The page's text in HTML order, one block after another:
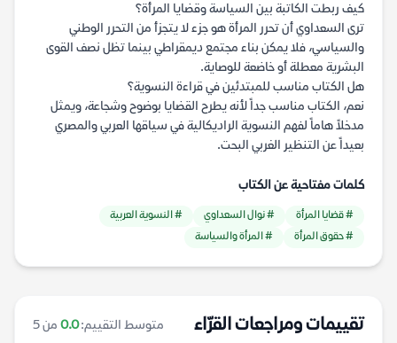
كيف ربطت الكاتبة بين السياسة وقضايا المرأة؟
ترى السعداوي أن تحرر المرأة هو جزء لا يتجزأ من التحرر الوطني
والسياسي، فلا يمكن بناء مجتمع ديمقراطي بينما تظل نصف القوى
البشرية معطلة أو خاضعة للوصاية.
هل الكتاب مناسب للمبتدئين في قراءة النسوية؟
نعم، الكتاب مناسب جداً لأنه يطرح القضايا بوضوح وشجاعة، ويمثل
مدخلاً هاماً لفهم النسوية الراديكالية في سياقها العربي والمصري
بعيداً عن التنظير الغربي البحت.
كلمات مفتاحية عن الكتاب
# قضايا المرأة # نوال السعداوي
# النسوية العربية
# حقوق المرأة
# المرأة والسياسة
تقييمات ومراجعات القرّاء متوسط التقييم:0.0 من 5